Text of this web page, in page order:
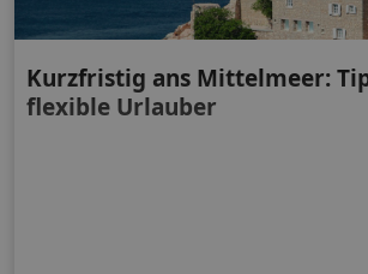
Kurzfristig ans Mittelmeer:
flexible Urlauber